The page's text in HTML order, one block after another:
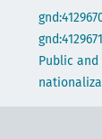
Public